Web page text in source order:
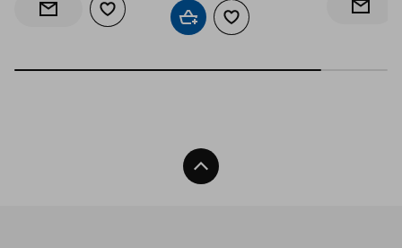
Ενημέρωση διαθεσιμότητας
Προσθήκη στα αγαπημένα
Προσθήκη στο καλάθι
Προσθήκη στα αγαπημένα
Back To Top